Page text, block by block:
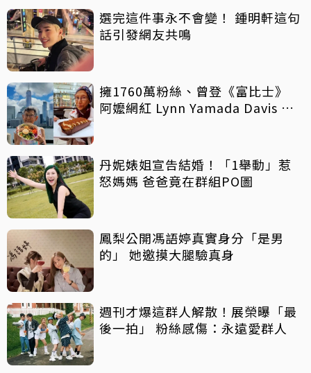
選完這件事永不會變！ 鍾明軒這句
話引發網友共鳴
擁1760萬粉絲、曾登《富比士》
阿嬤網紅 Lynn Yamada Davis 驚
丹妮婊姐宣告結婚！「1舉動」惹
怒媽媽 爸爸竟在群組PO圖
鳳梨公開馮語婷真實身分「是男
的」 她邀摸大腿驗真身
週刊才爆這群人解散！展榮曝「最
後一拍」 粉絲感傷：永遠愛群人